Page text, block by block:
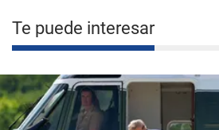
Te puede interesar